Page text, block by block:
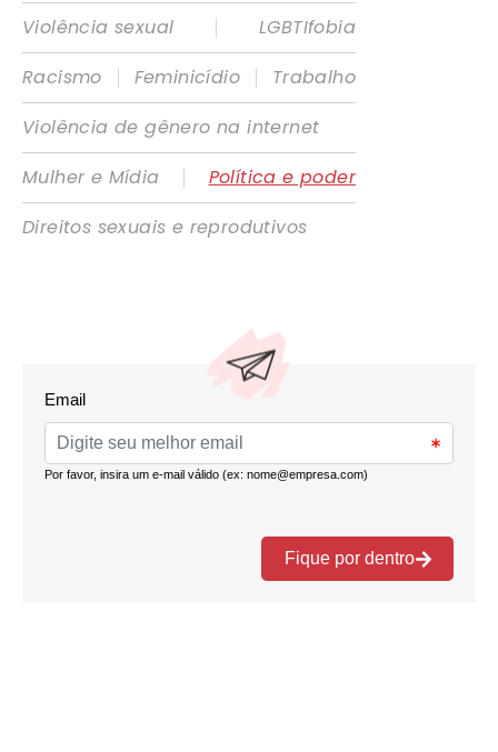
Violência sexual
|
LGBTIfobia
Racismo
| Feminicídio |
Trabalho
Violência de gênero na internet
Mulher e Mídia
|
Política e poder
Direitos sexuais e reprodutivos